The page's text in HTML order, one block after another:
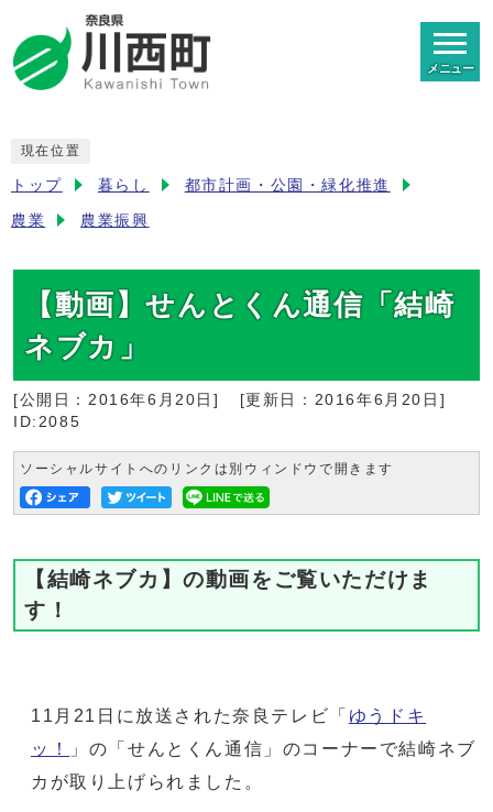
メニュー
現在位置
トップ 暮らし 都市計画・公園・緑化推進
農業 農業振興
【動画】せんとくん通信「結崎
ネブカ」
[公開日： 2016年6月20日 ] [更新日： 2016年6月20日 ]
ID:2085
ソーシャルサイトへのリンクは別ウィンドウで開きます
【結崎ネブカ】の動画をご覧いただけま
す！
11月21日に放送された奈良テレビ「 ゆうドキ
ッ！
」の「せんとくん通信」のコーナーで結崎ネブ
カが取り上げられました。